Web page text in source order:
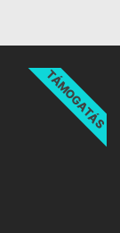
TÁMOGATÁS